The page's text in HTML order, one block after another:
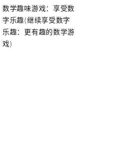
数学趣味游戏：享受数
字乐趣(继续享受数字
乐趣：更有趣的数学游
戏)